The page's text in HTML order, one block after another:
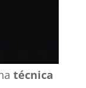
técnica